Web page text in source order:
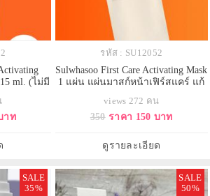
ml. (ไม่มี
รกในการ
ดเลือนริ้ว
ลล์ผิวใหม่
วให้ด
าท
รหัส : SU12052
Sulwhasoo First Care Activating Mask
1 แผ่น แผ่นมาสก์หน้าเฟิร์สแคร์ แก้
นาที มีส่วนผสมหลักของเซรั่ม First
Care Activating Serum VI เข้มข้น
ทันที ช่วยฟื้นฟู เติมความชุ่มชื้นสู่ผิว
ได้ผิวแน่นกระ
views 272 คน
350 ราคา 150 บาท
ดูรายละเอียด
SALE
35%
SALE
50%